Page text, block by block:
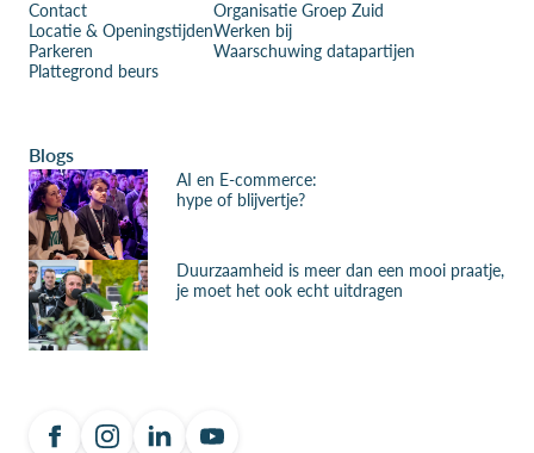
Contact
Locatie & Openingstijden
Parkeren
Plattegrond beurs
Organisatie Groep Zuid
Werken bij
Waarschuwing datapartijen
Blogs
AI en E-commerce:
hype of blijvertje?
Duurzaamheid is meer dan een mooi praatje,
je moet het ook echt uitdragen